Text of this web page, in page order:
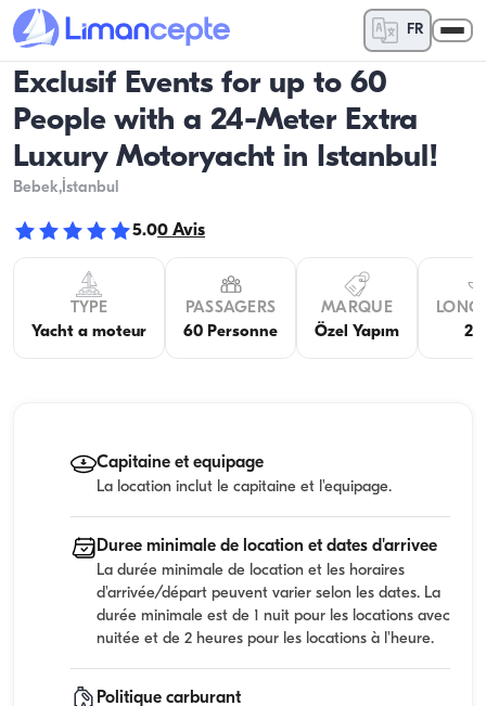
FR
Exclusif Events for up to 60
People with a 24-Meter Extra
Luxury Motoryacht in Istanbul!
Bebek,İstanbul
5.00 Avis
TYPE
Yacht a moteur
PASSAGERS
60 Personne
MARQUE
Özel Yapım
Capitaine et equipage
La location inclut le capitaine et l'equipage.
Duree minimale de location et dates d'arrivee
La durée minimale de location et les horaires
d'arrivée/départ peuvent varier selon les dates. La
durée minimale est de 1 nuit pour les locations avec
nuitée et de 2 heures pour les locations à l'heure.
Politique carburant